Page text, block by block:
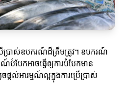
ប្រាស់ឧបករណ៍ដ៏ត្រឹមត្រូវ។ ឧបករណ៍
បែកអាចធ្វើឲ្យការបំបែកមាន
តល់អារម្មណ៍ល្អក្នុងការប្រើប្រាស់